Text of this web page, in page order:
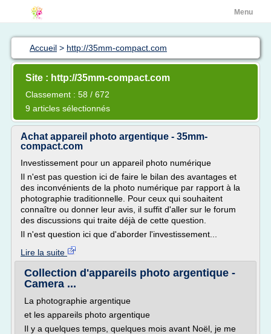
Menu
Accueil > http://35mm-compact.com
Site : http://35mm-compact.com
Classement : 58 / 672
9 articles sélectionnés
Achat appareil photo argentique - 35mm-
compact.com
Investissement pour un appareil photo numérique
Il n'est pas question ici de faire le bilan des avantages et
des inconvénients de la photo numérique par rapport à la
photographie traditionnelle. Pour ceux qui souhaitent
connaître ou donner leur avis, il suffit d'aller sur le forum
des discussions qui traite déjà de cette question.
Il n'est question ici que d'aborder l'investissement...
Lire la suite
Collection d'appareils photo argentique -
Camera ...
La photographie argentique
et les appareils photo argentique
Il y a quelques temps, quelques mois avant Noël, je me